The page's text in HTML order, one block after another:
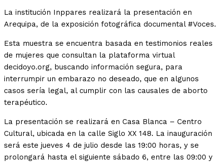
La institución Inppares realizará la presentación en
Arequipa, de la exposición fotográfica documental #Voces.
Esta muestra se encuentra basada en testimonios reales
de mujeres que consultan la plataforma virtual
decidoyo.org, buscando información segura, para
interrumpir un embarazo no deseado, que en algunos
casos sería legal, al cumplir con las causales de aborto
terapéutico.
La presentación se realizará en Casa Blanca – Centro
Cultural, ubicada en la calle Siglo XX 148. La inauguración
será este jueves 4 de julio desde las 19:00 horas, y se
prolongará hasta el siguiente sábado 6, entre las 09:00 y